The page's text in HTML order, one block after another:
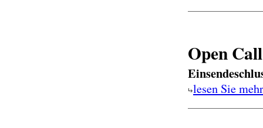
Open
lesen Sie mehr